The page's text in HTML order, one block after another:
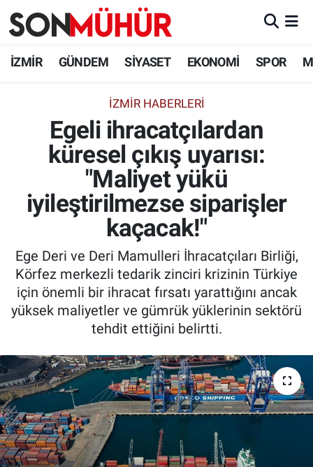
İZMİR GÜNDEM SİYASET EKONOMİ SPOR
İZMIR HABERLERI
Egeli ihracatçılardan
küresel çıkış uyarısı:
"Maliyet yükü
iyileştirilmezse siparişler
kaçacak!"
Ege Deri ve Deri Mamulleri İhracatçıları Birliği,
Körfez merkezli tedarik zinciri krizinin Türkiye
için önemli bir ihracat fırsatı yarattığını ancak
yüksek maliyetler ve gümrük yüklerinin sektörü
tehdit ettiğini belirtti.
İzmir Nöbetçi Eczaneler
İzmir Namaz Vakitleri
İzmir Trafik Yoğunluk Haritası
Süper Lig Puan Durumu ve Fikstür
Tüm Manşetler
Son Dakika Haberleri
Haber Arşivi